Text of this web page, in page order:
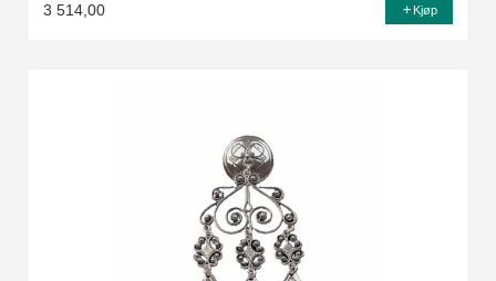
3 514,00 Kjøp